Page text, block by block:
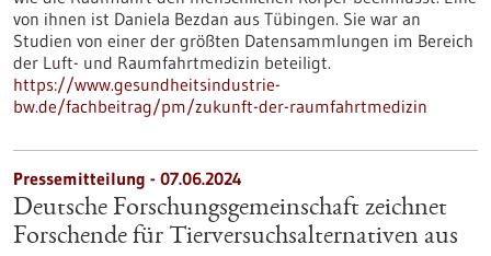
von ihnen ist Daniela Bezdan aus Tübingen. Sie war an
Studien von einer der größten Datensammlungen im Bereich
der Luft- und Raumfahrtmedizin beteiligt.
https://www.gesundheitsindustrie-
bw.de/fachbeitrag/pm/zukunft-der-raumfahrtmedizin
Pressemitteilung - 07.06.2024
Deutsche Forschungsgemeinschaft zeichnet
Forschende für Tierversuchsalternativen aus